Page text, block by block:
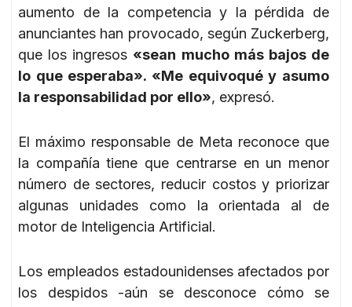
aumento de la competencia y la pérdida de
anunciantes han provocado, según Zuckerberg,
que los ingresos «sean mucho más bajos de
lo que esperaba». «Me equivoqué y asumo
la responsabilidad por ello», expresó.
El máximo responsable de Meta reconoce que
la compañía tiene que centrarse en un menor
número de sectores, reducir costos y priorizar
algunas unidades como la orientada al de
motor de Inteligencia Artificial.
Los empleados estadounidenses afectados por
los despidos -aún se desconoce cómo se